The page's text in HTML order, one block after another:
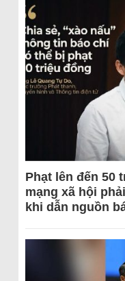
Phạt lên đến 50
mạng xã hội
khi dẫn nguồn